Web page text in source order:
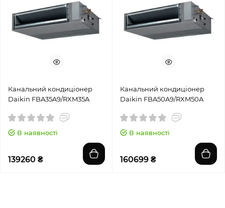
Канальний кондиціонер
Daikin FBA35A9/RXM35A
В наявності
139260 ₴
Канальний кондиціонер
Daikin FBA50A9/RXM50A
В наявності
160699 ₴